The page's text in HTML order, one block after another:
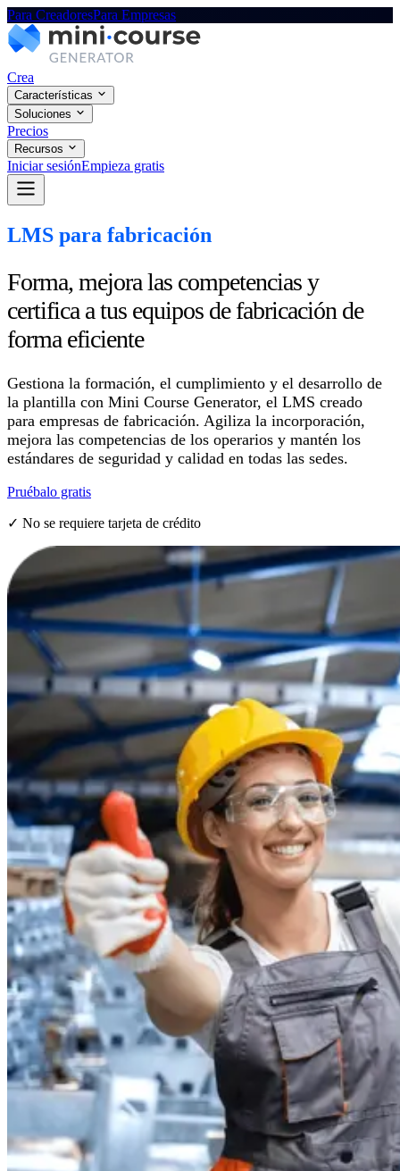
Para CreadoresPara Empresas
Crea
Características
Soluciones
Precios
Recursos
Iniciar sesiónEmpieza gratis
LMS para fabricación
Forma, mejora las competencias y
certifica a tus equipos de fabricación de
forma eficiente
Gestiona la formación, el cumplimiento y el desarrollo de
la plantilla con Mini Course Generator, el LMS creado
para empresas de fabricación. Agiliza la incorporación,
mejora las competencias de los operarios y mantén los
estándares de seguridad y calidad en todas las sedes.
Pruébalo gratis
✓ No se requiere tarjeta de crédito